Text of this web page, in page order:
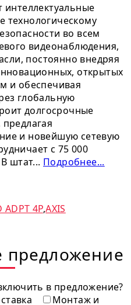
интеллектуальные
технологическому
во всем
видеонаблюдения,
постоянно внедряя
открытых
и обеспечивая
глобальную
долгосрочные
и новейшую сетевую
с 75 000
штат... Подробнее...
ADPT 4P,AXIS
предложение
в предложение?
Монтаж и